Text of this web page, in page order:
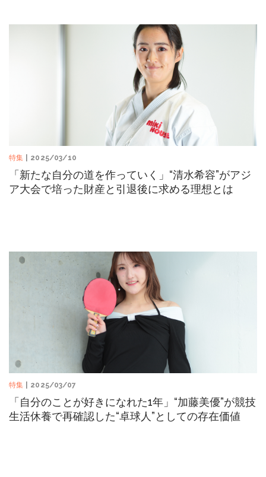
特集 | 2025/03/10
「新たな自分の道を作っていく」“清水希容”がアジ
ア大会で培った財産と引退後に求める理想とは
特集 | 2025/03/07
「自分のことが好きになれた1年」“加藤美優”が競技
生活休養で再確認した“卓球人”としての存在価値